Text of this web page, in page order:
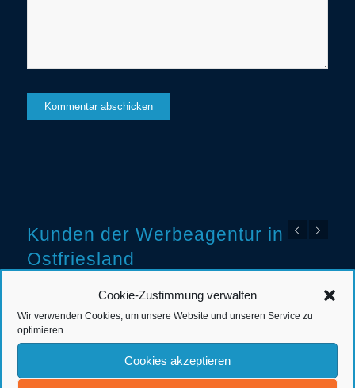
Cookie-Zustimmung verwalten
Wir verwenden Cookies, um unsere Website und unseren Service zu
optimieren.
Cookies akzeptieren
Kunden der Werbeagentur in
Ostfriesland